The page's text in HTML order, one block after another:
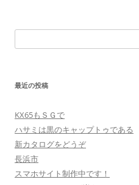
索:
最近の投稿
KX65もＳＧで
ハサミは黒のキャップトゥである
新カタログをどうぞ
長浜市
スマホサイト制作中です！